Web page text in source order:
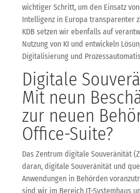
wichtiger Schritt, um den Einsatz
Intelligenz in Europa transparenter
KDB setzen wir ebenfalls auf
Nutzung von KI und entwickeln
Digitalisierung und
Digitale
Mit neun
zur neuen
Office-Suite?
Das Zentrum digitale Souveränität
daran, digitale Souveränität und
Anwendungen in Behörden
sind wir im Bereich IT-Systemhaus